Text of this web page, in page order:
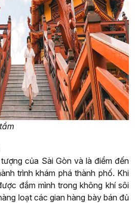
của Sài Gòn và là điểm đến
trình khám phá thành phố. Khi
đắm mình trong không khí sôi
loạt các gian hàng bày bán đủ